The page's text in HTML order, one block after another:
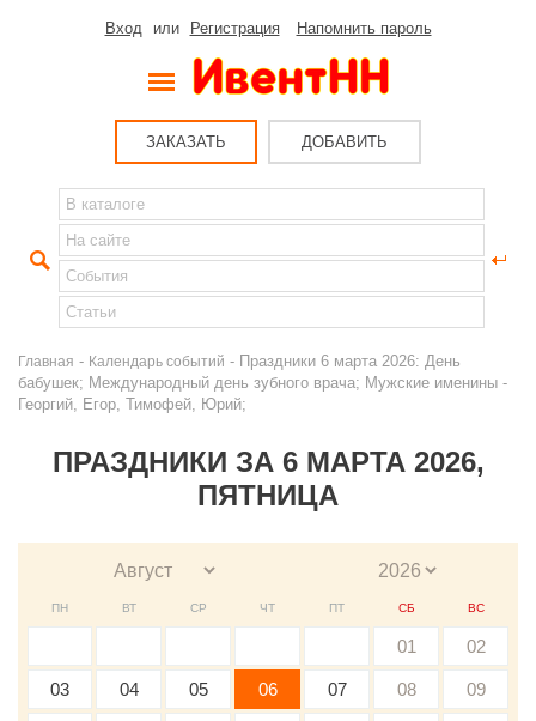
Вход или Регистрация Напомнить пароль
ЗАКАЗАТЬ ДОБАВИТЬ
Главная - Календарь событий - Праздники 6 марта 2026: День
бабушек; Международный день зубного врача; Мужские именины -
Георгий, Егор, Тимофей, Юрий;
ПРАЗДНИКИ ЗА 6 МАРТА 2026,
ПЯТНИЦА
ПН ВТ СР ЧТ ПТ СБ ВС
01 02
03 04 05 06 07 08 09